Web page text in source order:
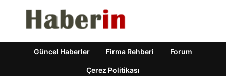
Güncel Haberler Firma Rehberi Forum
Çerez Politikası